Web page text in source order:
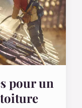
pour un
toiture